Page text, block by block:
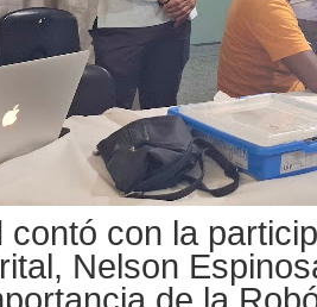
contó con la
Nelson